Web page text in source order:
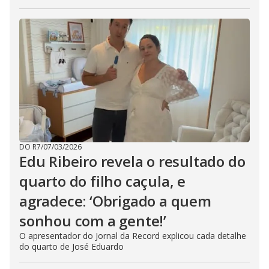
DO R7/07/03/2026
Edu Ribeiro revela o resultado do
quarto do filho caçula, e
agradece: ‘Obrigado a quem
sonhou com a gente!’
O apresentador do Jornal da Record explicou cada detalhe
do quarto de José Eduardo